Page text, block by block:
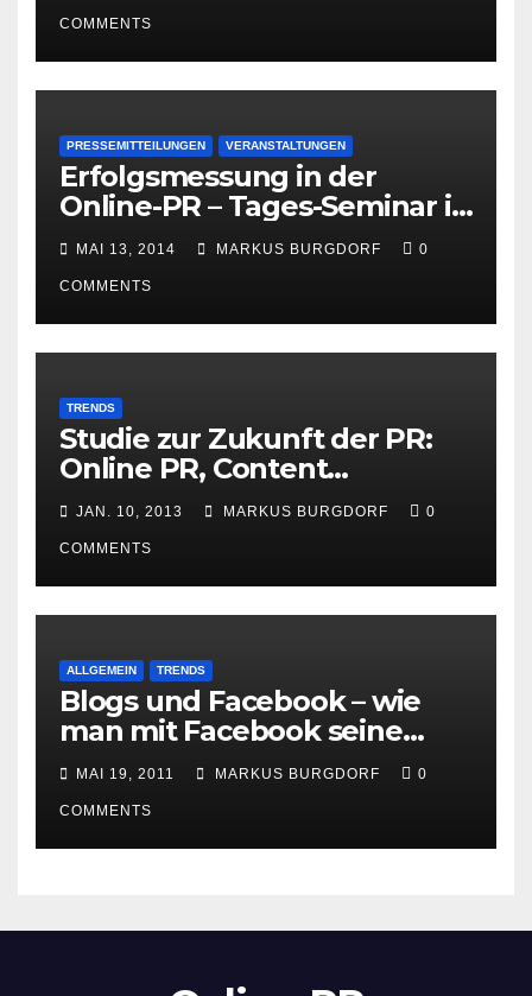
COMMENTS
PRESSEMITTEILUNGEN VERANSTALTUNGEN
Erfolgsmessung in der
Online-PR – Tages-Seminar in
Hamburg am 23. Juni 2014
MAI 13, 2014 MARKUS BURGDORF 0
COMMENTS
TRENDS
Studie zur Zukunft der PR:
Online PR, Content
Marketing und Social Media
gewinnen
JAN. 10, 2013 MARKUS BURGDORF 0
COMMENTS
ALLGEMEIN TRENDS
Blogs und Facebook – wie
man mit Facebook seine
Besucher effektiv reduzieren
kann
MAI 19, 2011 MARKUS BURGDORF 0
COMMENTS